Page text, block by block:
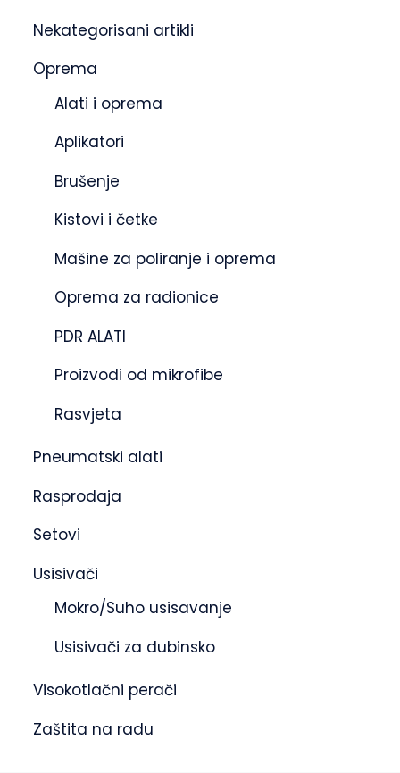
Nekategorisani artikli
Oprema
Alati i oprema
Aplikatori
Brušenje
Kistovi i četke
Mašine za poliranje i oprema
Oprema za radionice
PDR ALATI
Proizvodi od mikrofibe
Rasvjeta
Pneumatski alati
Rasprodaja
Setovi
Usisivači
Mokro/Suho usisavanje
Usisivači za dubinsko
Visokotlačni perači
Zaštita na radu